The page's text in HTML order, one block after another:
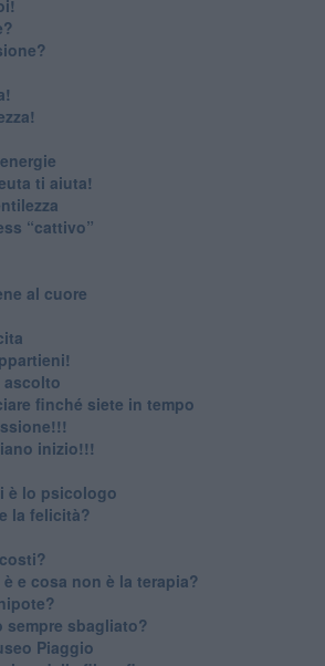
ti aiuta!
“cattivo”
al cuore
finché siete in tempo
inizio!!!
è lo psicologo
la felicità?
e cosa non è la terapia?
sempre sbagliato?
Piaggio